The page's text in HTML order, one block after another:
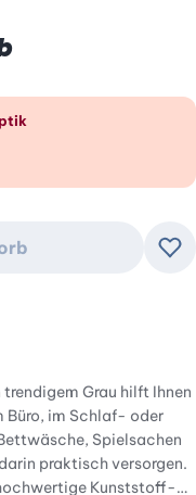
Grau hilft Ihnen
Büro, im Schlaf- oder
Spielsachen
praktisch versorgen.
Kunststoff-